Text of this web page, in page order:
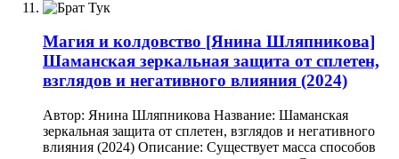
Магия и колдовство [Янина Шляпникова]
Шаманская зеркальная защита от сплетен,
взглядов и негативного влияния (2024)
Автор: Янина Шляпникова Название: Шаманская
зеркальная защита от сплетен, взглядов и негативного
влияния (2024) Описание: Существует масса способов